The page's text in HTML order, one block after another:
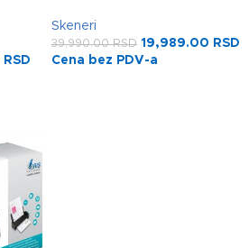
RSD
Skeneri
39,990.00RSD 19,989.00 RSD
Cena bez PDV-a